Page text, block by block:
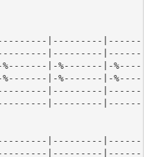
|---------
|---------
%-------|-%-------|-
|-%-------|-
|---------
|---------
|---------
|---------